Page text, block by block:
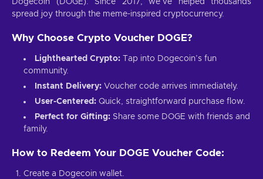
Dogecoin (DOGE). Since 2017, we’ve helped thousands
spread joy through the meme-inspired cryptocurrency.
Why Choose Crypto Voucher DOGE?
Lighthearted Crypto: Tap into Dogecoin’s fun
community.
Instant Delivery: Voucher code arrives immediately.
User-Centered: Quick, straightforward purchase flow.
Perfect for Gifting: Share some DOGE with friends and
family.
How to Redeem Your DOGE Voucher Code:
Create a Dogecoin wallet.